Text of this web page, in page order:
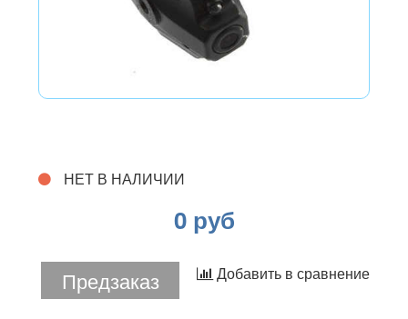
НЕТ В НАЛИЧИИ
0 руб
Предзаказ Добавить в сравнение